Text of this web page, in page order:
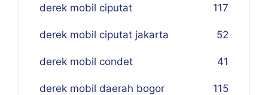
derek mobil ciputat 117
derek mobil ciputat jakarta 52
derek mobil condet 41
derek mobil daerah bogor 115